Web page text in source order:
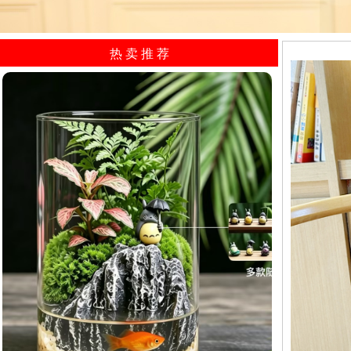
热 卖 推 荐​
山间小憩/生态植物微景观小型水...